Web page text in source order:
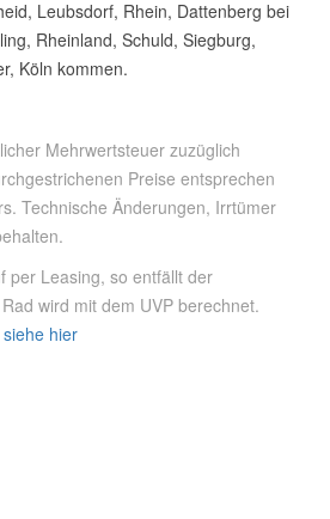
Leubsdorf, Rhein, Dattenberg bei
Rheinland, Schuld, Siegburg,
Köln kommen.
Mehrwertsteuer zuzüglich
Preise entsprechen
Technische Änderungen, Irrtümer
per Leasing, so entfällt der
wird mit dem UVP berechnet.
hier